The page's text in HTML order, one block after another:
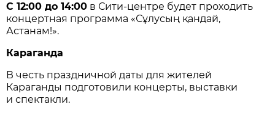
С 12:00 до 14:00 в Сити-центре будет проходить
концертная программа «Сұлусың қандай,
Астанам!».
Караганда
В честь праздничной даты для жителей
Караганды подготовили концерты, выставки
и спектакли.